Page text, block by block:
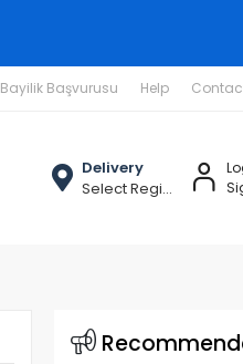
Bayilik Başvurusu Help
Delivery
Select Region